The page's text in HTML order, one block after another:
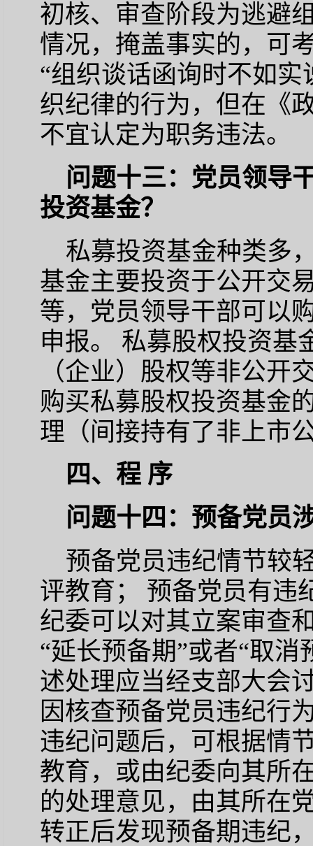
初核、审查阶段为逃避
情况，掩盖事实的，可
“组织谈话函询时不如
织纪律的行为，但在《
不宜认定为职务违法。
问题十三：党员领导
投资基金？
私募投资基金种类多
基金主要投资于公开交
等，党员领导干部可以
申报。 私募股权投资基
（企业）股权等非公开
购买私募股权投资基金
理（间接持有了非上市
四、程 序
问题十四：预备党员
预备党员违纪情节较
评教育； 预备党员有违
纪委可以对其立案审查
“延长预备期”或者“取
述处理应当经支部大会
因核查预备党员违纪行
违纪问题后，可根据情
教育，或由纪委向其所
的处理意见，由其所在
转正后发现预备期违纪